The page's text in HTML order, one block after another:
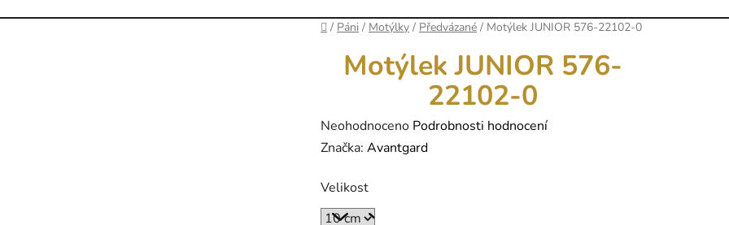
Domů
/ Páni / Motýlky / Předvázané / Motýlek JUNIOR 576-22102-0
Motýlek JUNIOR 576-
22102-0
Průměrné
hodnocení
je
0,0
Neohodnoceno Podrobnosti hodnocení
Značka: Avantgard
Velikost